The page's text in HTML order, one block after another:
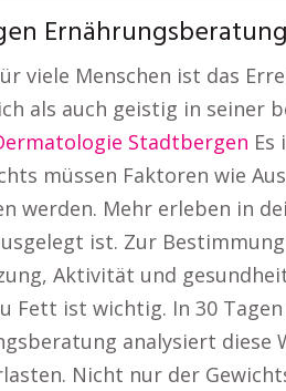
viele Menschen ist das
als auch geistig in seiner
Stadtbergen Es
müssen Faktoren wie
werden. Mehr erleben in
ist. Zur
Aktivität und
Fett ist wichtig. In 30
analysiert
Nicht nur der